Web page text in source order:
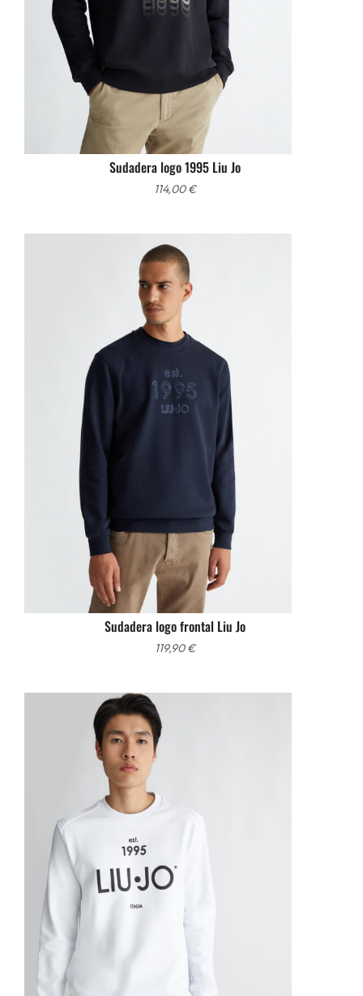
Sudadera logo 1995 Liu Jo
114,00€
Sudadera logo frontal Liu Jo
119,90€